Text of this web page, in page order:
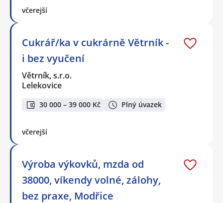
včerejší
Cukrář/ka v cukrárně Větrník -
i bez vyučení
Větrník, s.r.o.
Lelekovice
30 000 – 39 000 Kč Plný úvazek
včerejší
Výroba výkovků, mzda od
38000, víkendy volné, zálohy,
bez praxe, Modřice